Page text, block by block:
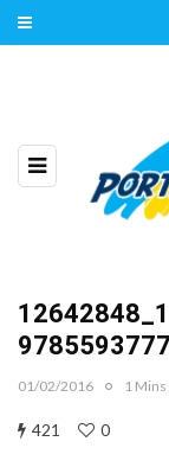
01/02/2016 1
421 0